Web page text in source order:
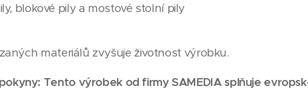
blokové pily a mostové stolní pily
materiálů zvyšuje životnost výrobku.
Tento výrobek od firmy SAMEDIA splňuje